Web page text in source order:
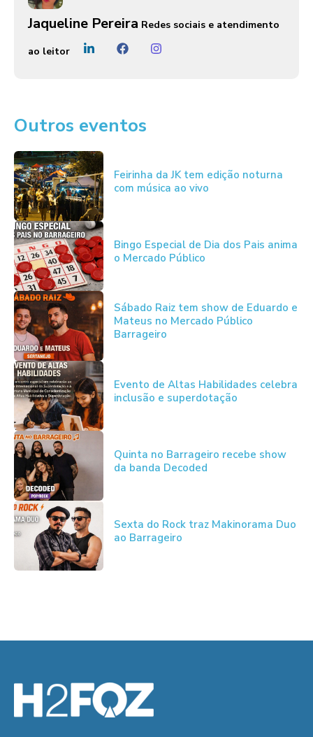
Jaqueline Pereira Redes sociais e atendimento
ao leitor
Outros eventos
Feirinha da JK tem edição noturna
com música ao vivo
Bingo Especial de Dia dos Pais anima
o Mercado Público
Sábado Raiz tem show de Eduardo e
Mateus no Mercado Público
Barrageiro
Evento de Altas Habilidades celebra
inclusão e superdotação
Quinta no Barrageiro recebe show
da banda Decoded
Sexta do Rock traz Makinorama Duo
ao Barrageiro